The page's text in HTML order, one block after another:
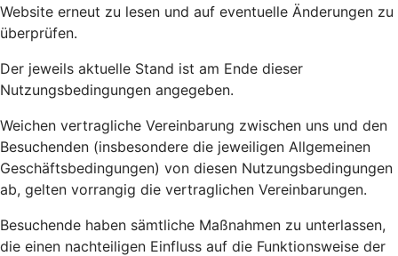
Website erneut zu lesen und auf eventuelle Änderungen zu
überprüfen.
Der jeweils aktuelle Stand ist am Ende dieser
Nutzungsbedingungen angegeben.
Weichen vertragliche Vereinbarung zwischen uns und den
Besuchenden (insbesondere die jeweiligen Allgemeinen
Geschäftsbedingungen) von diesen Nutzungsbedingungen
ab, gelten vorrangig die vertraglichen Vereinbarungen.
Besuchende haben sämtliche Maßnahmen zu unterlassen,
die einen nachteiligen Einfluss auf die Funktionsweise der